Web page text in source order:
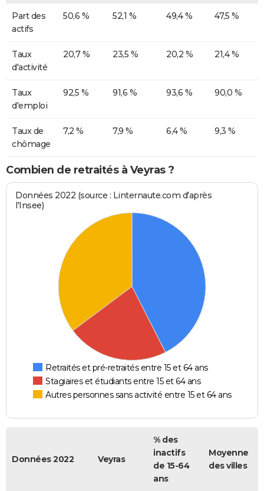
Part des
actifs
50,6 % 52,1 % 49,4 % 47,5 %
Taux
d'activité
20,7 % 23,5 % 20,2 % 21,4 %
Taux
d'emploi
92,5 % 91,6 % 93,6 % 90,0 %
Taux de
chômage
7,2 % 7,9 % 6,4 % 9,3 %
Combien de retraités à Veyras ?
Données 2022 (source : Linternaute.com d'après
l'Insee)
Retraités et pré-retraités entre 15 et 64 ans
Stagiaires et étudiants entre 15 et 64 ans
Autres personnes sans activité entre 15 et 64 ans
Données 2022 Veyras
% des
inactifs
de 15-64
ans
Moyenne
des villes